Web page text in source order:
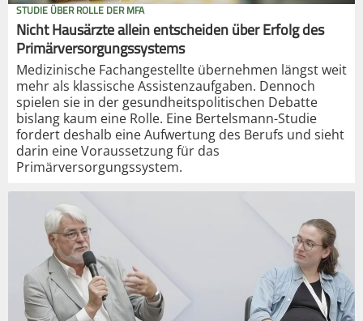
STUDIE ÜBER ROLLE DER MFA
Nicht Hausärzte allein entscheiden über Erfolg des
Primärversorgungssystems
Medizinische Fachangestellte übernehmen längst weit
mehr als klassische Assistenzaufgaben. Dennoch
spielen sie in der gesundheitspolitischen Debatte
bislang kaum eine Rolle. Eine Bertelsmann-Studie
fordert deshalb eine Aufwertung des Berufs und sieht
darin eine Voraussetzung für das
Primärversorgungssystem.